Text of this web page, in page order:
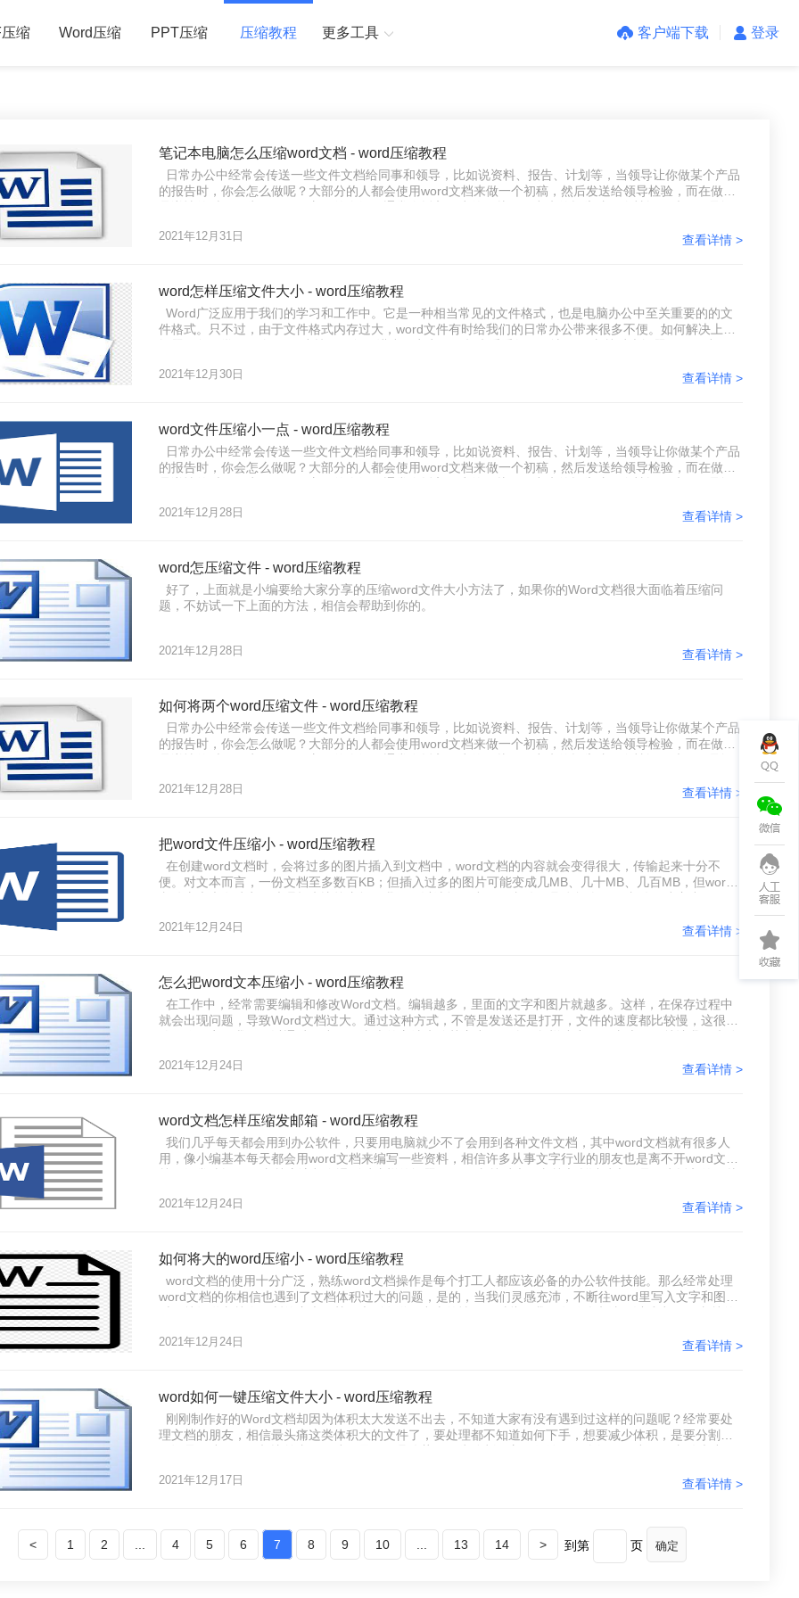
缩 Word压缩 PPT压缩 压缩教程 更多工具 客户端下载 登录
笔记本电脑怎么压缩word文档 - word压缩教程
日常办公中经常会传送一些文件文档给同事和领导，比如说资料、报告、计划等，当领导让你做某个产品
的报告时，你会怎么做呢？大部分的人都会使用word文档来做一个初稿，然后发送给领导检验，而在做产
它！如何压缩Wo
2021年12月31日 查看详情 >
word怎样压缩文件大小 - word压缩教程
Word广泛应用于我们的学习和工作中。它是一种相当常见的文件格式，也是电脑办公中至关重要的的文
件格式。只不过，由于文件格式内存过大，word文件有时给我们的日常办公带来很多不便。如何解决上述
2021年12月30日 查看详情 >
word文件压缩小一点 - word压缩教程
日常办公中经常会传送一些文件文档给同事和领导，比如说资料、报告、计划等，当领导让你做某个产品
的报告时，你会怎么做呢？大部分的人都会使用word文档来做一个初稿，然后发送给领导检验，而在做产
它！如何压缩wo
2021年12月28日 查看详情 >
word怎压缩文件 - word压缩教程
好了，上面就是小编要给大家分享的压缩word文件大小方法了，如果你的Word文档很大面临着压缩问
题，不妨试一下上面的方法，相信会帮助到你的。
2021年12月28日 查看详情 >
如何将两个word压缩文件 - word压缩教程
日常办公中经常会传送一些文件文档给同事和领导，比如说资料、报告、计划等，当领导让你做某个产品
的报告时，你会怎么做呢？大部分的人都会使用word文档来做一个初稿，然后发送给领导检验，而在做产
它！如何压缩两个
2021年12月28日 查看详情 >
把word文件压缩小 - word压缩教程
在创建word文档时，会将过多的图片插入到文档中，word文档的内容就会变得很大，传输起来十分不
便。对文本而言，一份文档至多数百KB；但插入过多的图片可能变成几MB、几十MB、几百MB，但word
2021年12月24日 查看详情 >
怎么把word文本压缩小 - word压缩教程
在工作中，经常需要编辑和修改Word文档。编辑越多，里面的文字和图片就越多。这样，在保存过程中
就会出现问题，导致Word文档过大。通过这种方式，不管是发送还是打开，文件的速度都比较慢，这很影
2021年12月24日 查看详情 >
word文档怎样压缩发邮箱 - word压缩教程
我们几乎每天都会用到办公软件，只要用电脑就少不了会用到各种文件文档，其中word文档就有很多人
用，像小编基本每天都会用word文档来编写一些资料，相信许多从事文字行业的朋友也是离不开word文
使
2021年12月24日 查看详情 >
如何将大的word压缩小 - word压缩教程
word文档的使用十分广泛，熟练word文档操作是每个打工人都应该必备的办公软件技能。那么经常处理
word文档的你相信也遇到了文档体积过大的问题，是的，当我们灵感充沛，不断往word里写入文字和图片
2021年12月24日 查看详情 >
word如何一键压缩文件大小 - word压缩教程
刚刚制作好的Word文档却因为体积太大发送不出去，不知道大家有没有遇到过这样的问题呢？经常要处
理文档的朋友，相信最头痛这类体积大的文件了，要处理都不知道如何下手，想要减少体积，是要分割好
2021年12月17日 查看详情 >
< 1 2 4 5 6 7 8 9 10 13 14 > 到第 页 确定